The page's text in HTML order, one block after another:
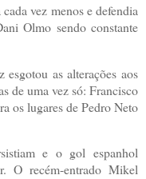
vez menos e defendia
Olmo sendo constante
as alterações aos
de uma vez só: Francisco
os lugares de Pedro Neto
e o gol espanhol
O recém-entrado Mikel